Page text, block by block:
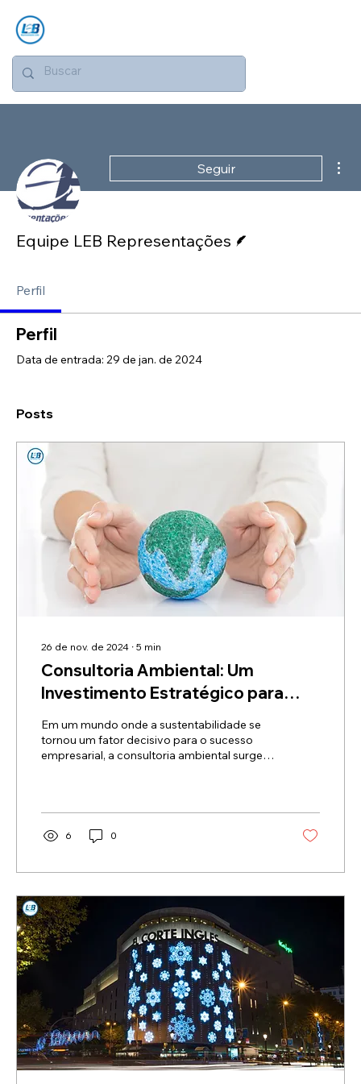
Seguir
Equipe LEB Representações
Perfil
Perfil
Data de entrada: 29 de jan. de 2024
Posts
26 de nov. de 2024 ∙ 5 min
Consultoria Ambiental: Um
Investimento Estratégico para
Em um mundo onde a sustentabilidade se
tornou um fator decisivo para o sucesso
empresarial, a consultoria ambiental surge
6 0